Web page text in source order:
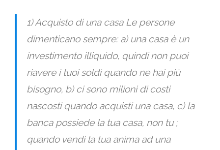
1) Acquisto di una casa Le persone
dimenticano sempre: a) una casa è un
investimento illiquido, quindi non puoi
riavere i tuoi soldi quando ne hai più
bisogno, b) ci sono milioni di costi
nascosti quando acquisti una casa, c) la
banca possiede la tua casa, non tu ;
quando vendi la tua anima ad una